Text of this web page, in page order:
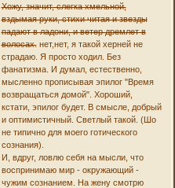
Хожу, значит, слегка хмельной,
вздымая руки, стихи читая и звезды
падают в ладони, и ветер дремлет в
волосах.нет,нет, я такой херней не
страдаю. Я просто ходил. Без
фанатизма. И думал, естественно,
мысленно прописывая эпилог "Время
возвращаться домой". Хороший,
кстати, эпилог будет. В смысле, добрый
и оптимистичный. Светлый такой. (Шо
не типично для моего готического
сознания).
И, вдруг, ловлю себя на мысли, что
воспринимаю мир - окружающий -
чужим сознанием. На жену смотрю